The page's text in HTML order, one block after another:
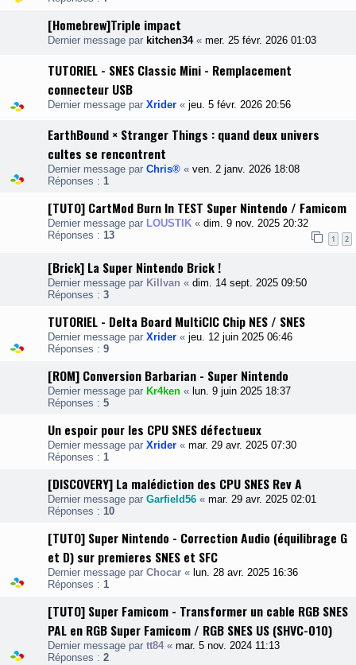
[Homebrew]Triple impact
Dernier message par kitchen34« mer. 25 févr. 2026 01:03
TUTORIEL - SNES Classic Mini - Remplacement
connecteur USB
Dernier message par Xrider « jeu. 5 févr. 2026 20:56
EarthBound × Stranger Things : quand deux univers
cultes se rencontrent
Dernier message par Chris® « ven. 2 janv. 2026 18:08
Réponses : 1
[TUTO] CartMod Burn In TEST Super Nintendo / Famicom
Dernier message par LOUSTIK « dim. 9 nov. 2025 20:32
Réponses : 13 1 2
[Brick] La Super Nintendo Brick !
Dernier message par Killvan « dim. 14 sept. 2025 09:50
Réponses : 3
TUTORIEL - Delta Board MultiCIC Chip NES / SNES
Dernier message par Xrider « jeu. 12 juin 2025 06:46
Réponses : 9
[ROM] Conversion Barbarian - Super Nintendo
Dernier message par Kr4ken « lun. 9 juin 2025 18:37
Réponses : 5
Un espoir pour les CPU SNES défectueux
Dernier message par Xrider « mar. 29 avr. 2025 07:30
Réponses : 1
[DISCOVERY] La malédiction des CPU SNES Rev A
Dernier message par Garfield56 « mar. 29 avr. 2025 02:01
Réponses : 10
[TUTO] Super Nintendo - Correction Audio (équilibrage G
et D) sur premieres SNES et SFC
Dernier message par Chocar « lun. 28 avr. 2025 16:36
Réponses : 1
[TUTO] Super Famicom - Transformer un cable RGB SNES
PAL en RGB Super Famicom / RGB SNES US (SHVC-010)
Dernier message par tt84 « mar. 5 nov. 2024 11:13
Réponses : 2